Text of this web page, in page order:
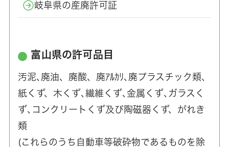
岐阜県の産廃許可証
富山県の許可品目
汚泥､廃油、廃酸、廃ｱﾙｶﾘ､廃プラスチック類、
紙くず、木くず､繊維くず､金属くず､ガラスく
ず､コンクリートくず及び陶磁器くず、がれき
類
(これらのうち自動車等破砕物であるものを除